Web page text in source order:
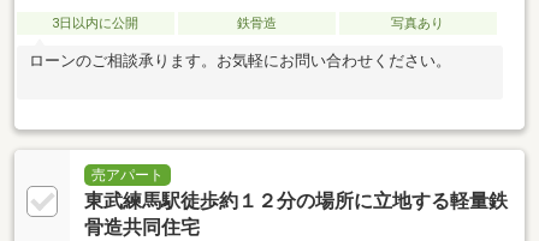
3日以内に公開 鉄骨造 写真あり
ローンのご相談承ります。お気軽にお問い合わせください。
売アパート
東武練馬駅徒歩約１２分の場所に立地する軽量鉄
骨造共同住宅